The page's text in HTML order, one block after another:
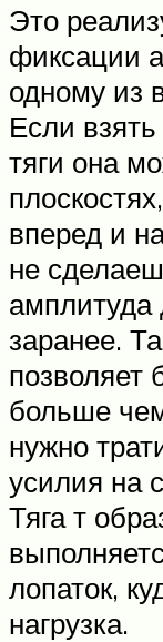
Это
фиксации
одному из
Если
тяги она
вперед и
не
амплитуда
заранее.
позволяет
больше
нужно
усилия на
Тяга т
лопаток,
нагрузка.